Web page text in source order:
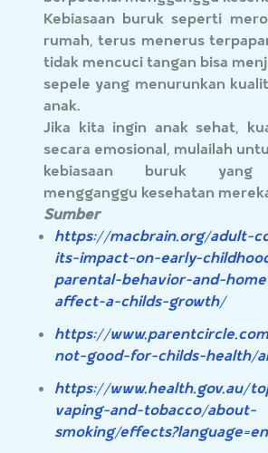
Kebiasaan buruk seperti
rumah, terus menerus
tidak mencuci tangan bisa
sepele yang menurunkan
anak.
Jika kita ingin anak sehat,
secara emosional, mulailah
kebiasaan buruk yang
mengganggu kesehatan
Sumber
https://macbrain.org/adult-
its-impact-on-early-
parental-behavior-and-
affect-a-childs-growth/
https://
not-good-for-childs-health/
https://www.health.gov.au/
vaping-and-tobacco/about-
smoking/effects?language=en